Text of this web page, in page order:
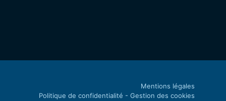
Mentions légales
Politique de confidentialité - Gestion des cookies